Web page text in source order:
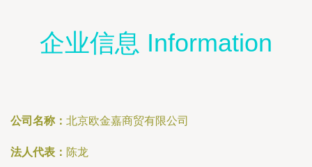
企业信息 Information
公司名称： 北京欧金嘉商贸有限公司
法人代表： 陈龙